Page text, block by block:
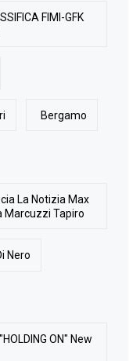
FIMI-GFK
Bergamo
La Notizia Max
Marcuzzi Tapiro
Nero
ON" New